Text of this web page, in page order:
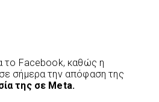
το Facebook, καθώς η
σήμερα την απόφαση της
της σε Meta.